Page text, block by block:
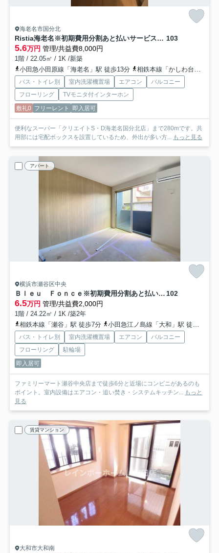
海老名市国分北
Ristia海老名※初期費用分割あと払いサービス利用可能物件 103
5.6万円 管理/共益費8,000円
1階 / 22.05㎡ / 1K /新築
小田急小田原線「海老名」駅 徒歩13分
相鉄本線「かしわ台」駅 徒歩30分
バス・トイレ別 室内洗濯機置場 エアコン
バルコニー
フローリング
TVモニタ付インターホン
敷礼0 フリーレント 即入居可
便利なスーパー「クリエイトS・D海老名国分北店」まで280mです。共
用部には宅配ボックスを設置しているため、外出が多い方... もっと見る
アパート
横浜市瀬谷区中央
Ｂｌｅｕ Ｆｏｎｃｅ※初期費用分割あと払いサービス利用可能物件 102
6.5万円 管理/共益費2,000円
1階 / 24.22㎡ / 1K /築2年
相鉄本線「瀬谷」駅 徒歩7分
小田急江ノ島線「大和」駅 徒歩30分
バス・トイレ別 室内洗濯機置場 エアコン
バルコニー
フローリング
駐輪場
即入居可
ファミリーマート瀬谷中央店まで徒歩6分と近場にコンビニがあるのも
ポイント。室内設備はエアコン・追い焚き・システムキッチン... もっと
見る
賃貸マンション
大和市大和南